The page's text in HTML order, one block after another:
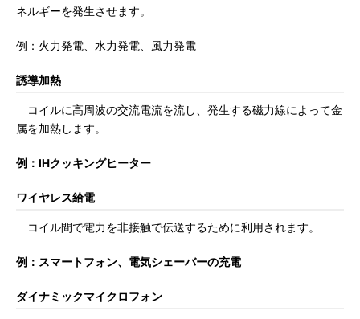
ネルギーを発生させます。
例：火力発電、水力発電、風力発電
誘導加熱
コイルに高周波の交流電流を流し、発生する磁力線によって金
属を加熱します。
例：IHクッキングヒーター
ワイヤレス給電
コイル間で電力を非接触で伝送するために利用されます。
例：スマートフォン、電気シェーバーの充電
ダイナミックマイクロフォン